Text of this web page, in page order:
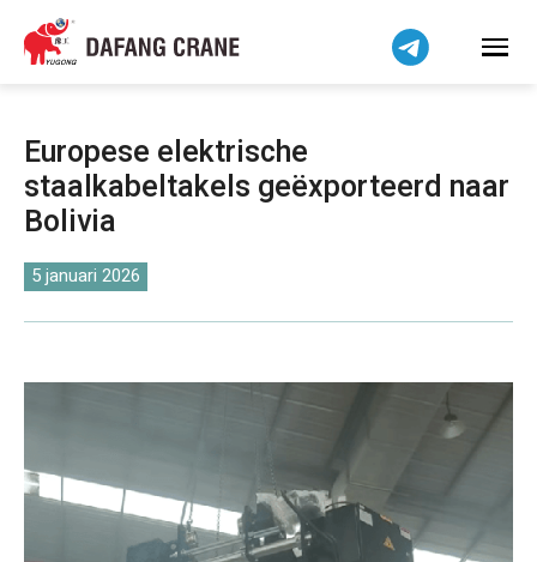
Europese elektrische
staalkabeltakels geëxporteerd naar
Bolivia
5 januari 2026
Bahasa Indonesia
Bahasa Melayu
বাংলা
فارسی
Pilipino
اردو
Українська
Беларуская мова
Dansk
Norsk